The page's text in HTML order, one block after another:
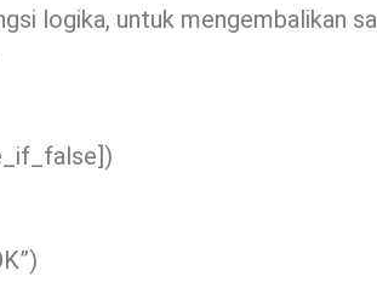
logika, untuk mengembalikan